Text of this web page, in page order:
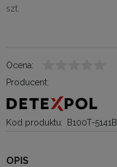
szt.
Ocena:
Producent:
Kod produktu: B100T-5141B
OPIS